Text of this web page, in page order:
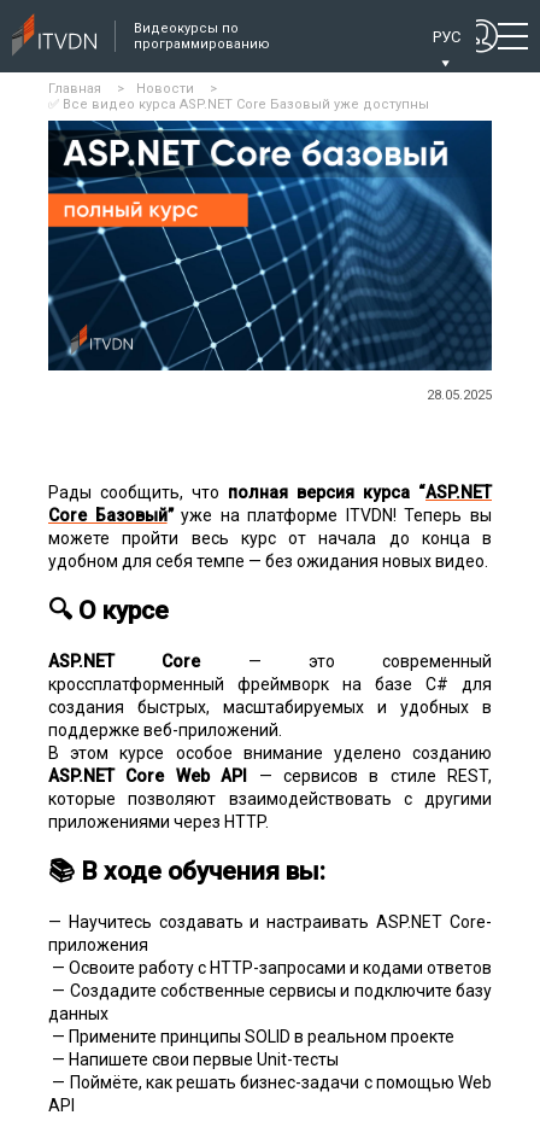
Видеокурсы по
программированию
РУС
Главная > Новости
>
✅ Все видео курса ASP.NET Core Базовый уже доступны
28.05.2025
Рады сообщить, что полная версия курса “ASP.NET
Core Базовый”уже на платформе ITVDN! Теперь вы
можете пройти весь курс от начала до конца в
удобном для себя темпе — без ожидания новых видео.
🔍 О курсе
ASP.NET Core— это современный
кроссплатформенный фреймворк на базе C# для
создания быстрых, масштабируемых и удобных в
поддержке веб-приложений.
В этом курсе особое внимание уделено созданию
ASP.NET Core Web API
— сервисов в стиле REST,
которые позволяют взаимодействовать с другими
приложениями через HTTP.
📚 В ходе обучения вы:
— Научитесь создавать и настраивать ASP.NET Core-
приложения
— Освоите работу с HTTP-запросами и кодами ответов
— Создадите собственные сервисы и подключите базу
данных
— Примените принципы SOLID в реальном проекте
— Напишете свои первые Unit-тесты
— Поймёте, как решать бизнес-задачи с помощью Web
API